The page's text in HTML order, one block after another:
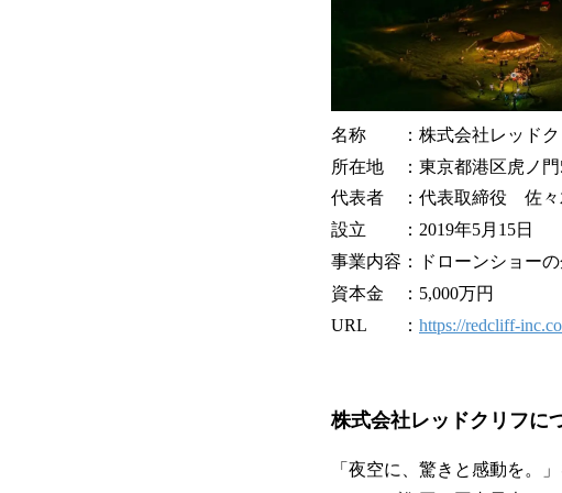
名称 ：株式会社レッドク
所在地 ：東京都港区虎ノ
代表者 ：代表取締役 佐々
設立 ：2019年5月15日
事業内容：ドローンショー
資本金 ：5,000万円
URL ： https://redcliff-
株式会社レッドクリフに
「夜空に、驚きと感動を。